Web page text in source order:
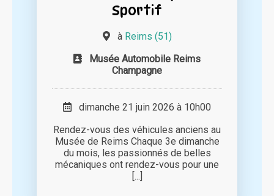
Sportif
à Reims (51)
Musée Automobile Reims
Champagne
dimanche 21 juin 2026 à 10h00
Rendez-vous des véhicules anciens au
Musée de Reims Chaque 3e dimanche
du mois, les passionnés de belles
mécaniques ont rendez-vous pour une
[...]